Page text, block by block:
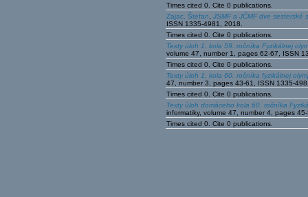
Times cited 0. Cite 0 publications.
Zajac, Štefan
JSMF a JČMF dve sesterské
ISSN 1335-4981, 2018.
Times cited 0. Cite 0 publications.
Texty úloh 1. kola 59. ročníka Fyzikálnej
volume 47, number 1, pages 62-67, ISSN
Times cited 0. Cite 0 publications.
Texty úloh 1. kola 60. ročníka fyzikálnej
47, number 3, pages 43-61, ISSN 1335-
Times cited 0. Cite 0 publications.
Texty úloh domáceho kola 60. ročníka
informatiky, volume 47, number 4, pages
Times cited 0. Cite 0 publications.